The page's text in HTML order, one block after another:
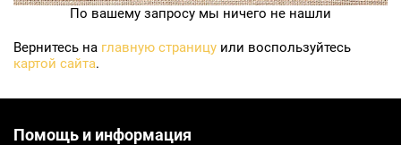
По вашему запросу мы ничего не нашли
Вернитесь на главную страницу или воспользуйтесь
картой сайта.
Помощь и информация